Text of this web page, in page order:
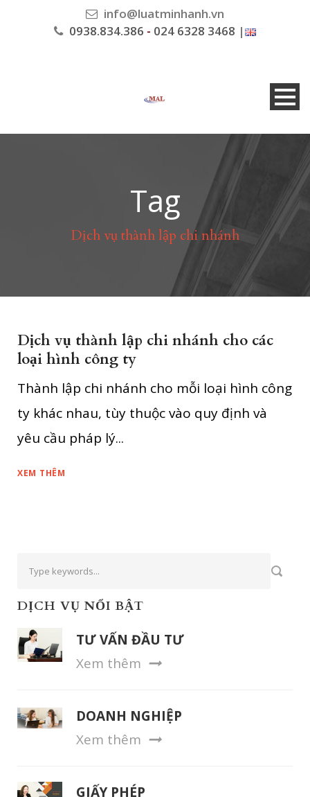
info@luatminhanh.vn
0938.834.386 - 024 6328 3468 |
Tag
Dịch vụ thành lập chi nhánh
Dịch vụ thành lập chi nhánh cho các
loại hình công ty
Thành lập chi nhánh cho mỗi loại hình công
ty khác nhau, tùy thuộc vào quy định và
yêu cầu pháp lý...
XEM THÊM
DỊCH VỤ NỔI BẬT
TƯ VẤN ĐẦU TƯ
Xem thêm
DOANH NGHIỆP
Xem thêm
GIẤY PHÉP